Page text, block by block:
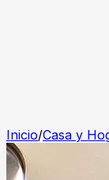
Inicio/Casa y